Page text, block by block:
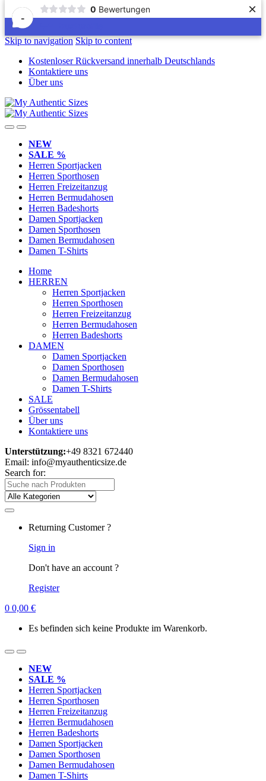
-
0 Bewertungen ×
Skip to navigation Skip to content
Kostenloser Rückversand innerhalb Deutschlands
Kontaktiere uns
Über uns
NEW
SALE %
Herren Sportjacken
Herren Sporthosen
Herren Freizeitanzug
Herren Bermudahosen
Herren Badeshorts
Damen Sportjacken
Damen Sporthosen
Damen Bermudahosen
Damen T-Shirts
Home
HERREN
Herren Sportjacken
Herren Sporthosen
Herren Freizeitanzug
Herren Bermudahosen
Herren Badeshorts
DAMEN
Damen Sportjacken
Damen Sporthosen
Damen Bermudahosen
Damen T-Shirts
SALE
Grössentabell
Über uns
Kontaktiere uns
Unterstützung:+49 8321 672440
Email: info@myauthenticsize.de
Search for:
Returning Customer ?
Sign in
Don't have an account ?
Register
0 0,00 €
Es befinden sich keine Produkte im Warenkorb.
NEW
SALE %
Herren Sportjacken
Herren Sporthosen
Herren Freizeitanzug
Herren Bermudahosen
Herren Badeshorts
Damen Sportjacken
Damen Sporthosen
Damen Bermudahosen
Damen T-Shirts